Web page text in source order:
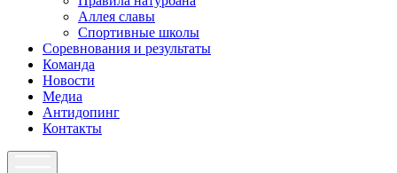
Аллея славы
Спортивные школы
Соревнования и результаты
Команда
Новости
Медиа
Антидопинг
Контакты